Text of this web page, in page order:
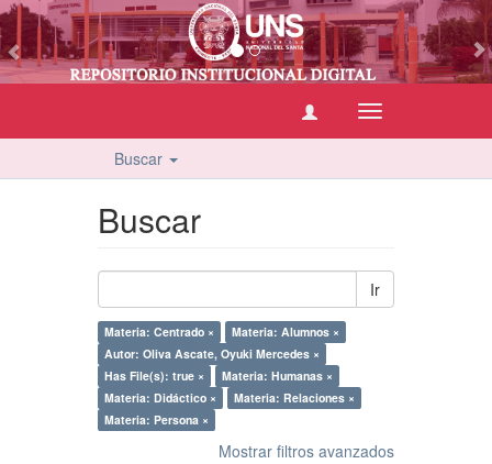
Cambiar
navegación
Buscar
Buscar
Ir
Materia: Centrado ×
Materia: Alumnos ×
Autor: Oliva Ascate, Oyuki Mercedes ×
Has File(s): true ×
Materia: Humanas ×
Materia: Didáctico ×
Materia: Relaciones ×
Materia: Persona ×
Mostrar filtros avanzados